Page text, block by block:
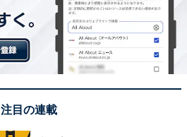
注目の連載